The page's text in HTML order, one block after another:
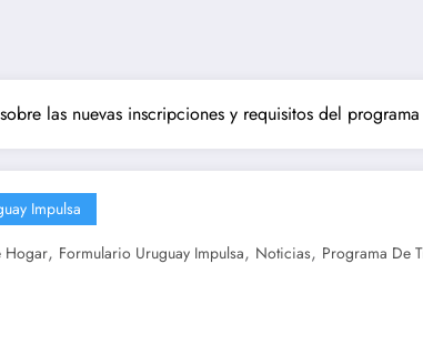
las nuevas inscripciones y requisitos del
Impulsa
Hogar, Formulario Uruguay Impulsa, Noticias, Programa De